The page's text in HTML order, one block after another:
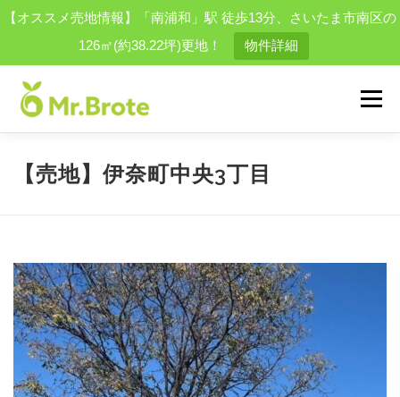
【オススメ売地情報】「南浦和」駅 徒歩13分、さいたま市南区の
126㎡(約38.22坪)更地！
物件詳細
メニュー
物件を探す 会社案内 スタッフ
【売地】伊奈町中央3丁目